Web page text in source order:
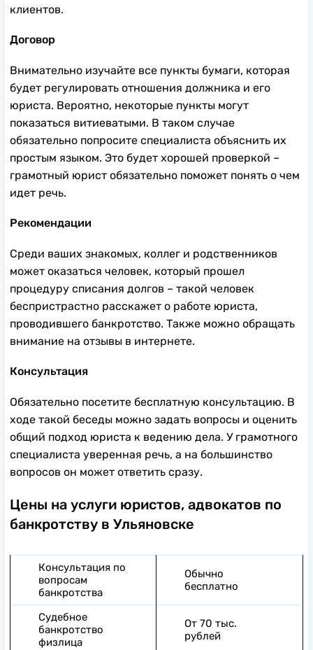
клиентов.
Договор
Внимательно изучайте все пункты бумаги, которая
будет регулировать отношения должника и его
юриста. Вероятно, некоторые пункты могут
показаться витиеватыми. В таком случае
обязательно попросите специалиста объяснить их
простым языком. Это будет хорошей проверкой –
грамотный юрист обязательно поможет понять о чем
идет речь.
Рекомендации
Среди ваших знакомых, коллег и родственников
может оказаться человек, который прошел
процедуру списания долгов – такой человек
беспристрастно расскажет о работе юриста,
проводившего банкротство. Также можно обращать
внимание на отзывы в интернете.
Консультация
Обязательно посетите бесплатную консультацию. В
ходе такой беседы можно задать вопросы и оценить
общий подход юриста к ведению дела. У грамотного
специалиста уверенная речь, а на большинство
вопросов он может ответить сразу.
Цены на услуги юристов, адвокатов по
банкротству в Ульяновске
Консультация по
вопросам
банкротства
Обычно
бесплатно
Судебное
банкротство
физлица
От 70 тыс.
рублей